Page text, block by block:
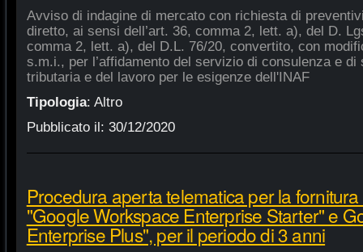
Avviso di indagine di mercato con richiesta di
diretto, ai sensi dell’art. 36, comma 2, lett. a), del D.
comma 2, lett. a), del D.L. 76/20, convertito, con
s.m.i., per l’affidamento del servizio di consulenza e
tributaria e del lavoro per le esigenze dell'INAF
Tipologia: Altro
Pubblicato il: 30/12/2020
Procedura aperta telematica per la
"Google Workspace Enterprise Starter" e
Enterprise Plus", per il periodo di 3 anni